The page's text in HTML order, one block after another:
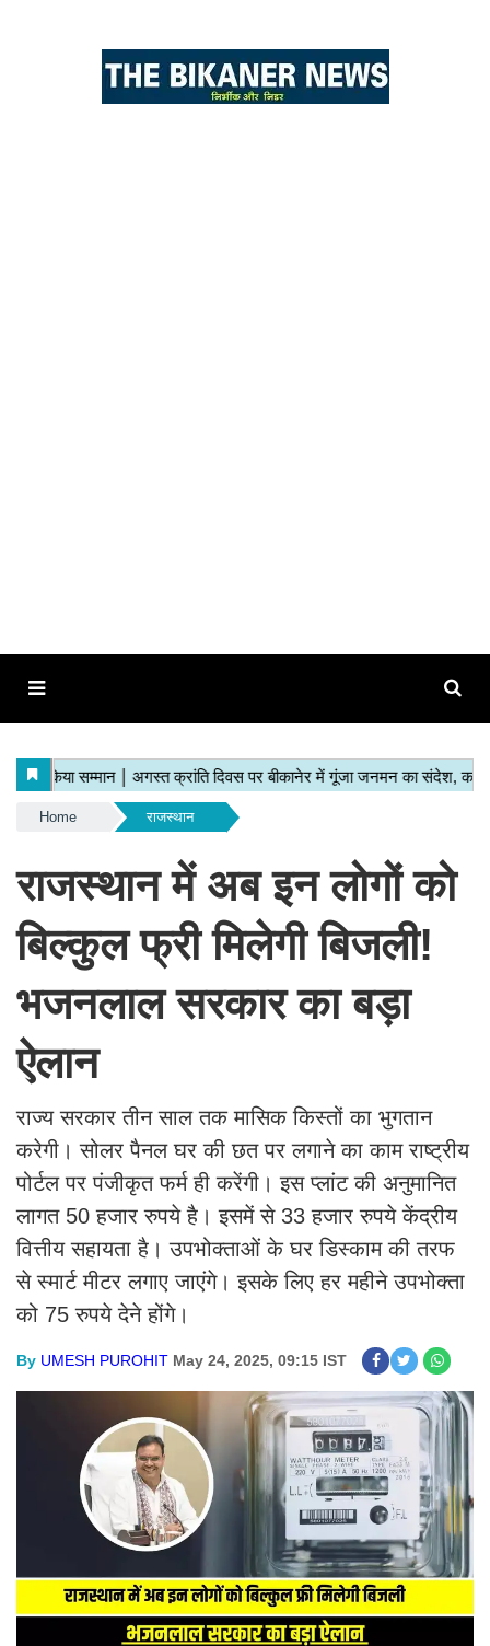
Home राजस्थान
राजस्थान में अब इन लोगों को
बिल्कुल फ्री मिलेगी बिजली!
भजनलाल सरकार का बड़ा
ऐलान
राज्य सरकार तीन साल तक मासिक किस्तों का भुगतान
करेगी। सोलर पैनल घर की छत पर लगाने का काम राष्ट्रीय
पोर्टल पर पंजीकृत फर्म ही करेंगी। इस प्लांट की अनुमानित
लागत 50 हजार रुपये है। इसमें से 33 हजार रुपये केंद्रीय
वित्तीय सहायता है। उपभोक्ताओं के घर डिस्काम की तरफ
से स्मार्ट मीटर लगाए जाएंगे। इसके लिए हर महीने उपभोक्ता
को 75 रुपये देने होंगे।
By UMESH PUROHIT May 24, 2025, 09:15 IST